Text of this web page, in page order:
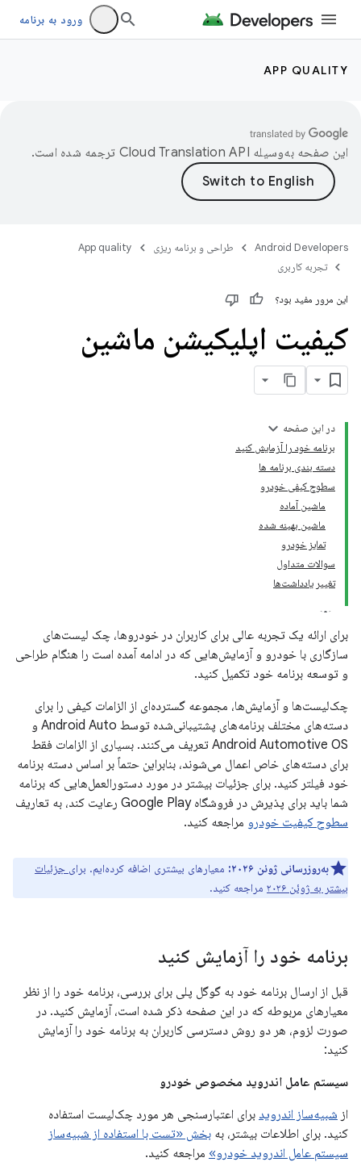
ورود به برنامه
APP QUALITY
این صفحه به‌وسیله ترجمه شده است.
Android Developers طراحی و برنامه ریزی
App quality
تجربه کاربری
این مرور مفید بود؟
کیفیت اپلیکیشن ماشین
در این صفحه
برنامه خود را آزمایش کنید
دسته بندی برنامه ها
سطوح کیفی خودرو
ماشین آماده
ماشین بهینه شده
تمایز خودرو
سوالات متداول
تغییر یادداشت‌ها
برای ارائه یک تجربه عالی برای کاربران در خودروها، چک لیست‌های
سازگاری با خودرو و آزمایش‌هایی که در ادامه آمده است را هنگام طراحی
و توسعه برنامه خود تکمیل کنید.
چک‌لیست‌ها و آزمایش‌ها، مجموعه گسترده‌ای از الزامات کیفی را برای
دسته‌های مختلف برنامه‌های پشتیبانی‌شده توسط Android Auto و
Android Automotive OS تعریف می‌کنند. بسیاری از الزامات فقط
برای دسته‌های خاص اعمال می‌شوند، بنابراین حتماً بر اساس دسته برنامه
خود فیلتر کنید. برای جزئیات بیشتر در مورد دستورالعمل‌هایی که برنامه
شما باید برای پذیرش در فروشگاه Google Play رعایت کند، به تعاریف
سطوح کیفیت خودرو مراجعه کنید.
به‌روزرسانی ژوئن ۲۰۲۶: معیارهای بیشتری اضافه کرده‌ایم. برای جزئیات
بیشتر به ژوئن ۲۰۲۶
مراجعه کنید.
برنامه خود را آزمایش کنید
قبل از ارسال برنامه خود به گوگل پلی برای بررسی، برنامه خود را از نظر
معیارهای مربوطه که در این صفحه ذکر شده است، آزمایش کنید. در
صورت لزوم، هر دو روش دسترسی کاربران به برنامه خود را آزمایش
کنید:
سیستم عامل اندروید مخصوص خودرو
از شبیه‌ساز اندروید برای اعتبارسنجی هر مورد چک‌لیست استفاده
کنید. برای اطلاعات بیشتر، به بخش «تست با استفاده از شبیه‌ساز
سیستم عامل اندروید خودرو» مراجعه کنید.